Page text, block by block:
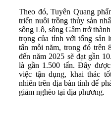
Theo đó, Tuyên Quang
triển nuôi trồng thủy sản
sông Lô, sông Gâm trở
trọng của tỉnh với tổng sản
tấn mỗi năm, trong đó trên
đến năm 2025 sẽ đạt gần
là gần 1.500 tấn. Đây
việc tận dụng, khai thác
nhiên trên địa bàn tỉnh để
giảm nghèo tại địa phương.